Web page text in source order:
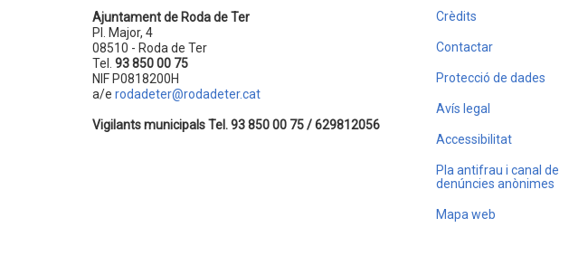
Ajuntament de Roda de Ter
Pl. Major, 4
08510 - Roda de Ter
Tel. 93 850 00 75
NIF P0818200H
a/e rodadeter@rodadeter.cat
Vigilants municipals Tel. 93 850 00 75 / 629812056
Crèdits
Contactar
Protecció de dades
Avís legal
Accessibilitat
Pla antifrau i canal de
denúncies anònimes
Mapa web